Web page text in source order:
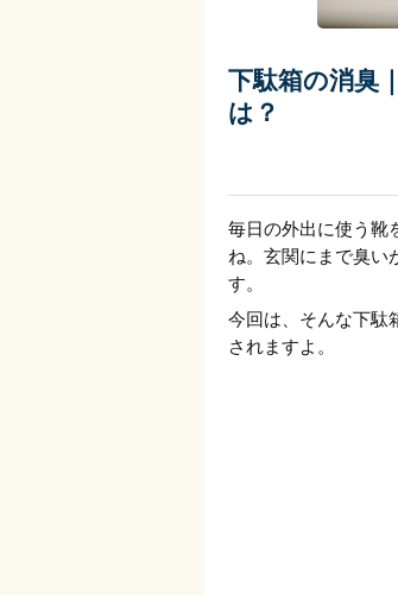
下駄箱の消臭
は？
毎日の外出に使う靴
ね。玄関にまで臭い
す。
今回は、そんな下駄
されますよ。